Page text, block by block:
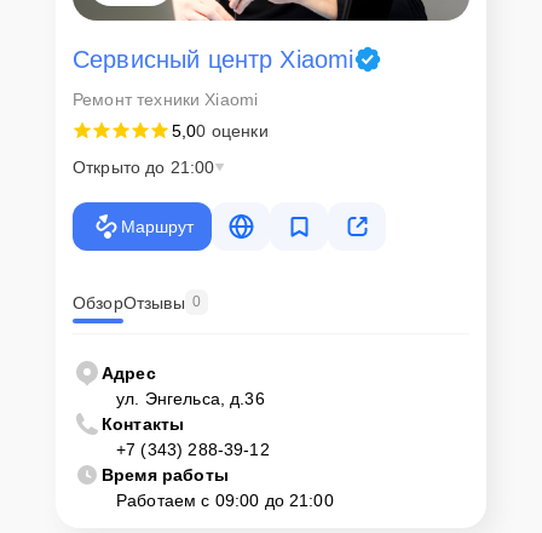
Сервисный центр Xiaomi
Ремонт техники Xiaomi
5,00 оценки
Открыто до 21:00
Маршрут
ОбзорОтзывы 0
Адрес
ул. Энгельса, д.36
Контакты
+7 (343) 288-39-12
Время работы
Работаем с 09:00 до 21:00